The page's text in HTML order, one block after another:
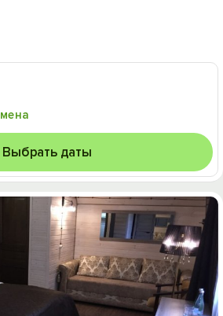
Выбрать даты